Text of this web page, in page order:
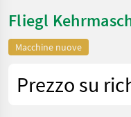
Fliegl
Macchine nuove
Prezzo su